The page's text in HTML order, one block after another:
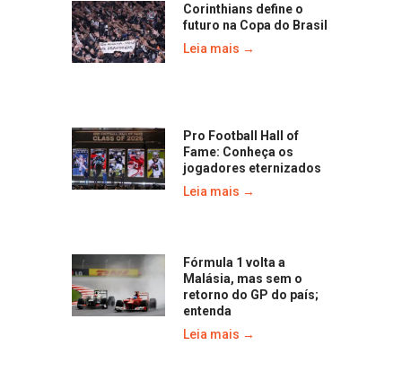
Corinthians define o
futuro na Copa do Brasil
Leia mais →
Pro Football Hall of
Fame: Conheça os
jogadores eternizados
Leia mais →
Fórmula 1 volta a
Malásia, mas sem o
retorno do GP do país;
entenda
Leia mais →